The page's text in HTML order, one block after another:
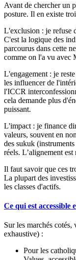
Avant de chercher un
posture. Il en existe
L'exclusion : je refuse
C'est la logique des
parcourus dans cette
comme on l'a vu avec
L'engagement : je
les influencer de
l'ICCR
cela demande plus
puissant.
L'impact : je finance
valeurs, souvent en
des sukuk
réels. L’alignement
Il faut savoir que ces
La plupart des
les classes d'actifs.
Ce qui est
Sur les marchés
exhaustive) :
Pour les